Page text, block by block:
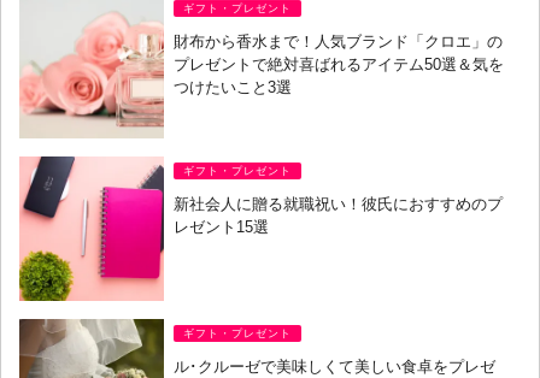
ギフト・プレゼント
財布から香水まで！人気ブランド「クロエ」の
プレゼントで絶対喜ばれるアイテム50選＆気を
つけたいこと3選
ギフト・プレゼント
新社会人に贈る就職祝い！彼氏におすすめのプ
レゼント15選
ギフト・プレゼント
ル･クルーゼで美味しくて美しい食卓をプレゼ